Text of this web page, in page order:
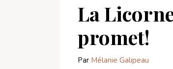
La
promet!
Par Mélanie Galipeau